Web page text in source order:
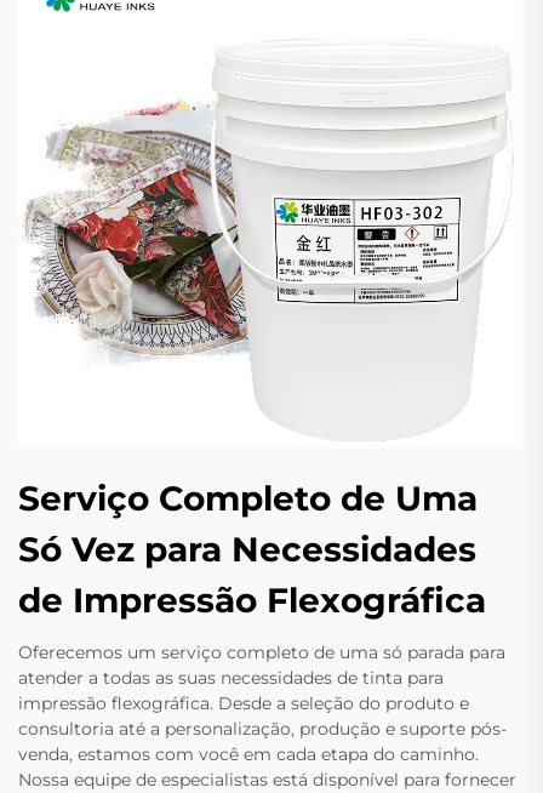
Serviço Completo de Uma
Só Vez para Necessidades
de Impressão Flexográfica
Oferecemos um serviço completo de uma só parada para
atender a todas as suas necessidades de tinta para
impressão flexográfica. Desde a seleção do produto e
consultoria até a personalização, produção e suporte pós-
venda, estamos com você em cada etapa do caminho.
Nossa equipe de especialistas está disponível para fornecer